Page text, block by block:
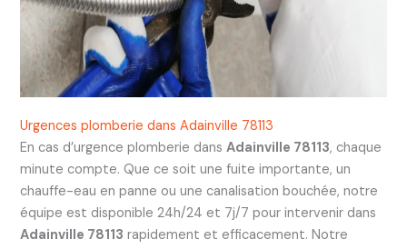
Urgences plomberie dans Adainville 78113
En cas d’urgence plomberie dans Adainville 78113, chaque
minute compte. Que ce soit une fuite importante, un
chauffe-eau en panne ou une canalisation bouchée, notre
équipe est disponible 24h/24 et 7j/7 pour intervenir dans
Adainville 78113 rapidement et efficacement. Notre